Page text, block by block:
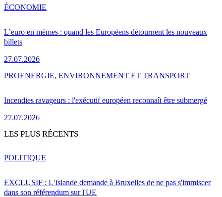
L’euro en mèmes : quand les Européens détournent les nouveaux
billets
27.07.2026
ÉCONOMIE
Incendies ravageurs : l'exécutif européen reconnaît être submergé
27.07.2026
PROENERGIE, ENVIRONNEMENT ET TRANSPORT
LES PLUS RÉCENTS
EXCLUSIF : L'Islande demande à Bruxelles de ne pas s'immiscer
dans son référendum sur l'UE
POLITIQUE